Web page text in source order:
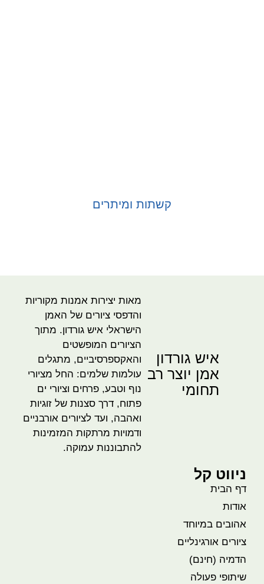
קשתות ומיתרים
איש גורדון
אמן יוצר רב
תחומי
מאות יצירות אמנות מקוריות
והדפסי ציורים של האמן
הישראלי איש גורדון. מתוך
הציורים המופשטים
והאקספרסיביים, מתגלים
עולמות שלמים: החל מציורי
נוף וטבע, פרחים וציורי ים
פתוח, דרך סצנות של זוגיות
ואהבה, ועד לציורים אורבניים
ודמויות מרתקות המזמינות
להתבוננות עמוקה.
ניווט קל
דף הבית
אודות
אהובים במיוחד
ציורים אורגינליים
הדמיה (חינם)
שיתופי פעולה